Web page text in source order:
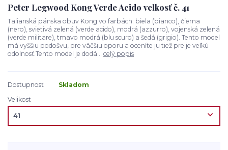
Peter Legwood Kong Verde Acido veľkosť č. 41
Talianská pánska obuv Kong vo farbách: biela (bianco), čierna
(nero), svietivá zelená (verde acido), modrá (azzurro), vojenská zelená
(verde militare), tmavo modrá (blu scuro) a šedá (grigio). Tento model
má vyššiu podošvu, pre väčšiu oporu a oceníte ju tiež pre je veľkú
odolnosť.Tento model je dodá... celý popis
Dostupnosť
Skladom
Velikost